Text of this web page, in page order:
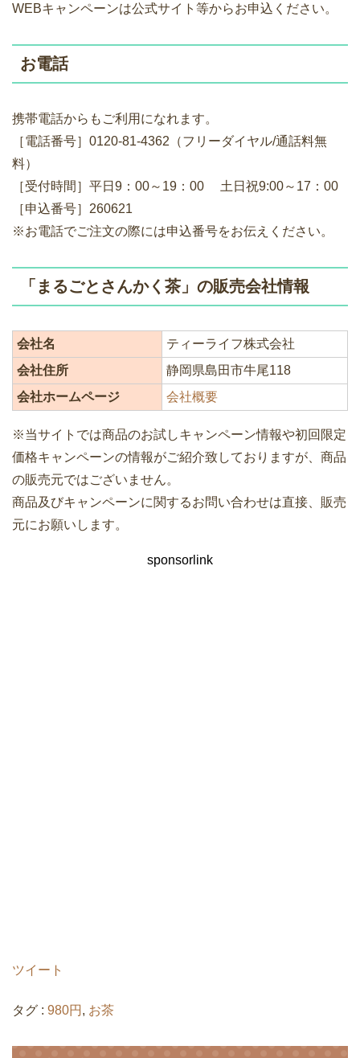
WEBキャンペーンは公式サイト等からお申込ください。
お電話
携帯電話からもご利用になれます。
［電話番号］0120-81-4362（フリーダイヤル/通話料無
料）
［受付時間］平日9：00～19：00 土日祝9:00～17：00
［申込番号］260621
※お電話でご注文の際には申込番号をお伝えください。
「まるごとさんかく茶」の販売会社情報
会社名
ティーライフ株式会社
会社住所
静岡県島田市牛尾118
会社ホームページ
会社概要
※当サイトでは商品のお試しキャンペーン情報や初回限定
価格キャンペーンの情報がご紹介致しておりますが、商品
の販売元ではございません。
商品及びキャンペーンに関するお問い合わせは直接、販売
元にお願いします。
sponsorlink
ツイート
タグ : 980円 , お茶